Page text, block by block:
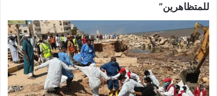
للمتظاهرين”